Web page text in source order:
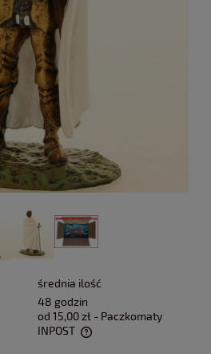
średnia ilość
48 godzin
od 15,00 zł - Paczkomaty
INPOST
kosztów płatności